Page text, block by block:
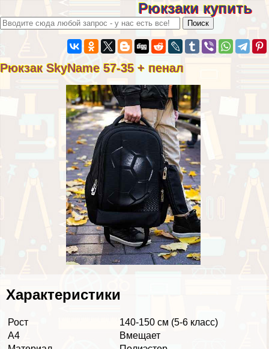
Рюкзаки купить
Рюкзак SkyName 57-35 + пенал
Хаpaктеристики
Рост
140-150 см (5-6 класс)
А4
Вмещает